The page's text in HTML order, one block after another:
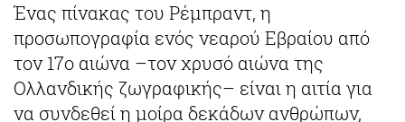
Ένας πίνακας του Ρέμπραντ, η
προσωπογραφία ενός νεαρού Εβραίου από
τον 17ο αιώνα –τον χρυσό αιώνα της
Ολλανδικής ζωγραφικής– είναι η αιτία για
να συνδεθεί η μοίρα δεκάδων ανθρώπων,